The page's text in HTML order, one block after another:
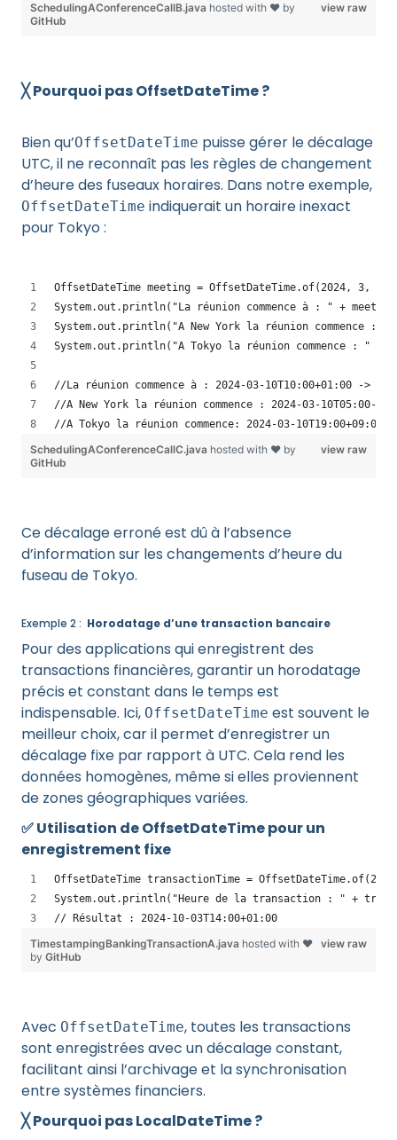
view raw
SchedulingAConferenceCallB.java hosted with ❤ by
GitHub
╳ Pourquoi pas OffsetDateTime ?
Bien qu’OffsetDateTime puisse gérer le décalage
UTC, il ne reconnaît pas les règles de changement
d’heure des fuseaux horaires. Dans notre exemple,
OffsetDateTime indiquerait un horaire inexact
pour Tokyo :
OffsetDateTime meeting = OffsetDateTime.of(2024, 3,
System.out.println("La réunion commence à : " +
System.out.println("A New York la réunion commence :
System.out.println("A Tokyo la réunion commence : " +
//La réunion commence à : 2024-03-10T10:00+01:00 -> 10H
//A New York la réunion commence : 2024-03-10T05:00-
//A Tokyo la réunion commence: 2024-03-10T19:00+09:00 -
view raw
SchedulingAConferenceCallC.java hosted with ❤ by
GitHub
Ce décalage erroné est dû à l’absence
d’information sur les changements d’heure du
fuseau de Tokyo.
Exemple 2 : Horodatage d’une transaction bancaire
Pour des applications qui enregistrent des
transactions financières, garantir un horodatage
précis et constant dans le temps est
indispensable. Ici, OffsetDateTime est souvent le
meilleur choix, car il permet d’enregistrer un
décalage fixe par rapport à UTC. Cela rend les
données homogènes, même si elles proviennent
de zones géographiques variées.
✅ Utilisation de OffsetDateTime pour un
enregistrement fixe
OffsetDateTime transactionTime =
System.out.println("Heure de la transaction : " +
// Résultat : 2024-10-03T14:00+01:00
view raw
TimestampingBankingTransactionA.java hosted with ❤
by GitHub
Avec OffsetDateTime, toutes les transactions
sont enregistrées avec un décalage constant,
facilitant ainsi l’archivage et la synchronisation
entre systèmes financiers.
╳ Pourquoi pas LocalDateTime ?